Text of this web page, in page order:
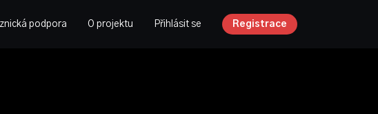
podpora O projektu Přihlásit se Registrace